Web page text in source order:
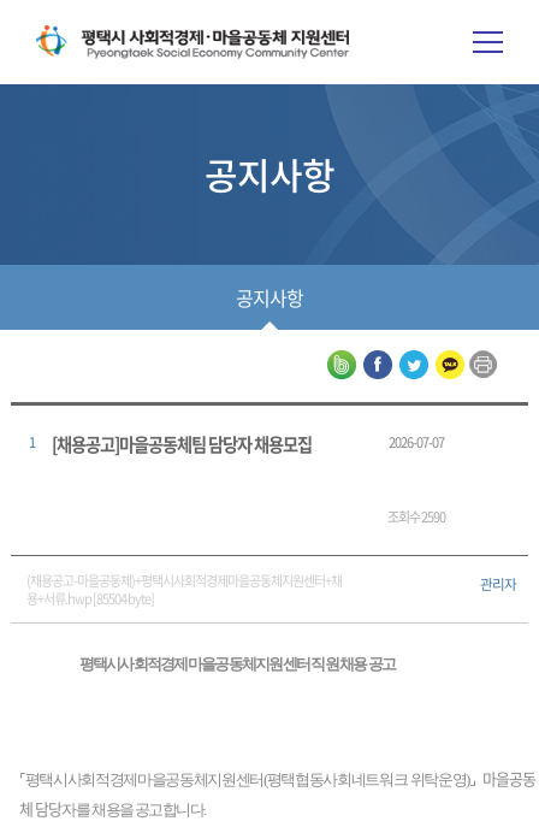
공지사항
공지사항
1 [채용공고]마을공동체팀 담당자 채용모집 2026-07-07
조회수 2590
(채용공고-마을공동체)+평택시사회적경제마을공동체지원센터+채
용+서류.hwp [85504 byte]
관리자
평택시사회적경제마을공동체지원센터 직원 채용 공고
⌜평택시사회적경제마을공동체지원센터(평택협동사회네트워크 위탁운영)⌟마을공동
체 담당자를채용을 공고합니다.